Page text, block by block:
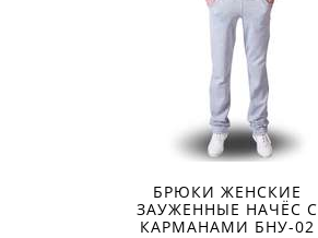
БРЮКИ ЖЕНСКИЕ
ЗАУЖЕННЫЕ НАЧЁС С
КАРМАНАМИ БНУ-02